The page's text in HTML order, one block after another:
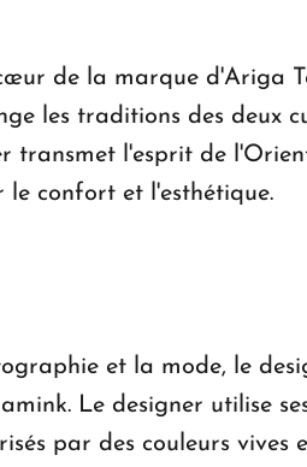
de la marque d'Ariga
les traditions des deux
transmet l'esprit de
le confort et l'esthétique.
et la mode, le
Le designer utilise
par des couleurs vives